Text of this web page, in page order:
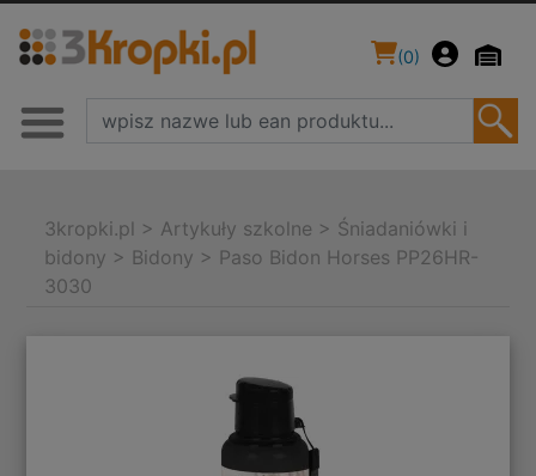
(0)
3kropki.pl > Artykuły szkolne > Śniadaniówki i
bidony > Bidony > Paso Bidon Horses PP26HR-
3030